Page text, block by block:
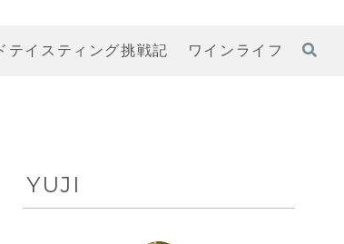
テイスティング挑戦記 ワインライフ
YUJI